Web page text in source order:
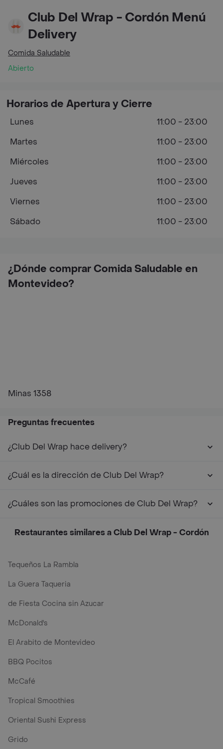
Club Del Wrap - Cordón Menú
Delivery
Comida Saludable
Abierto
¿Dónde comprar Comida Saludable en
Montevideo?
Minas 1358
Horarios de Apertura y Cierre
Lunes
11:00 - 23:00
Martes
11:00 - 23:00
Miércoles
11:00 - 23:00
Jueves
11:00 - 23:00
Viernes
11:00 - 23:00
Sábado
11:00 - 23:00
Preguntas frecuentes
¿Club Del Wrap hace delivery?
¿Cuál es la dirección de Club Del Wrap?
¿Cuáles son las promociones de Club Del Wrap?
Restaurantes similares a Club Del Wrap - Cordón
Tequeños La Rambla
La Guera Taqueria
de Fiesta Cocina sin Azucar
McDonald's
El Arabito de Montevideo
BBQ Pocitos
McCafé
Tropical Smoothies
Oriental Sushi Express
Grido